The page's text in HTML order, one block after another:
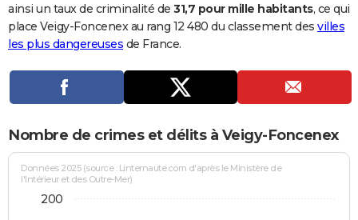
Dictionnaire
Biographies
Citations
Expressions
Proverbes
PROGRAMME TV
Se connecter
Entreprises
Service militaire
Avis de recherche
AVIS DE DÉCÈS
Bricolage
Lifestyle
Culture
Sport
Auto
Television
Voyage
Cinema
ainsi un taux de criminalité de 31,7 pour mille habitants, ce qui
place Veigy-Foncenex au rang 12 480 du classement des villes
les plus dangereuses de France.
Nombre de crimes et délits à Veigy-Foncenex
Données 2025 (source : Linternaute.com d'après le Ministère de
l'Intérieur et des Outre-Mer)
200